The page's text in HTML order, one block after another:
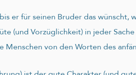
er für seinen Bruder das wünscht,
(und Vorzüglichkeit) in jeder
Menschen von den Worten des